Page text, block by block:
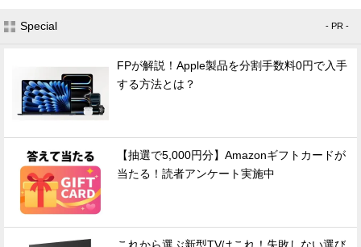
Special - PR -
FPが解説！Apple製品を分割手数料0円で入手
する方法とは？
【抽選で5,000円分】Amazonギフトカードが
当たる！読者アンケート実施中